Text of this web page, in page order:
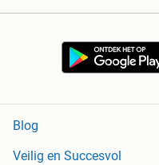
Blog
Veilig en Succesvol